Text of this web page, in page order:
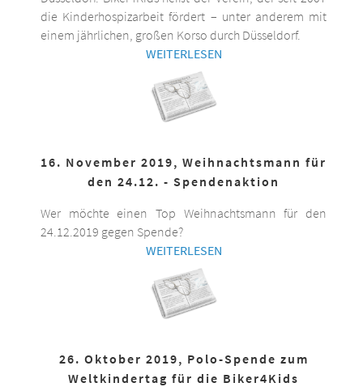
die Kinderhospizarbeit fördert – unter anderem mit
einem jährlichen, großen Korso durch Düsseldorf.
WEITERLESEN
16. November 2019, Weihnachtsmann für
den 24.12. - Spendenaktion
Wer möchte einen Top Weihnachtsmann für den
24.12.2019 gegen Spende?
WEITERLESEN
26. Oktober 2019, Polo-Spende zum
Weltkindertag für die Biker4Kids